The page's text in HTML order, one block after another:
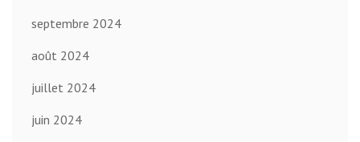
septembre 2024
août 2024
juillet 2024
juin 2024